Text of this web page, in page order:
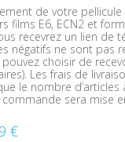
de votre
films E6, ECN2 et
recevrez un lien de
négatifs ne sont pas
choisir de
Les frais de
le nombre
sera mise
€